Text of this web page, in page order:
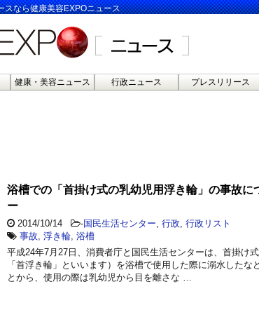
スなら健康美容EXPOニュース
健康・美容ニュース 行政ニュース プレスリリース
浴槽での「首掛け式の乳幼児用浮き輪」の事故に
ー
2014/10/14 -国民生活センター 行政 行政リスト
事故 浮き輪 浴槽
平成24年7月27日、消費者庁と国民生活センターは、首掛け
「首浮き輪」といいます）を浴槽で使用した際に溺水したな
とから、使用の際は乳幼児から目を離さな …